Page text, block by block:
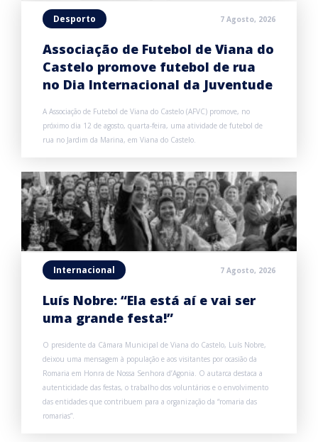
Desporto 7 Agosto, 2026
Associação de Futebol de Viana do
Castelo promove futebol de rua
no Dia Internacional da Juventude
A Associação de Futebol de Viana do Castelo (AFVC) promove, no
próximo dia 12 de agosto, quarta-feira, uma atividade de futebol de
rua no Jardim da Marina, em Viana do Castelo.
Internacional 7 Agosto, 2026
Luís Nobre: “Ela está aí e vai ser
uma grande festa!”
O presidente da Câmara Municipal de Viana do Castelo, Luís Nobre,
deixou uma mensagem à população e aos visitantes por ocasião da
Romaria em Honra de Nossa Senhora d’Agonia. O autarca destaca a
autenticidade das festas, o trabalho dos voluntários e o envolvimento
das entidades que contribuem para a organização da “romaria das
romarias”.